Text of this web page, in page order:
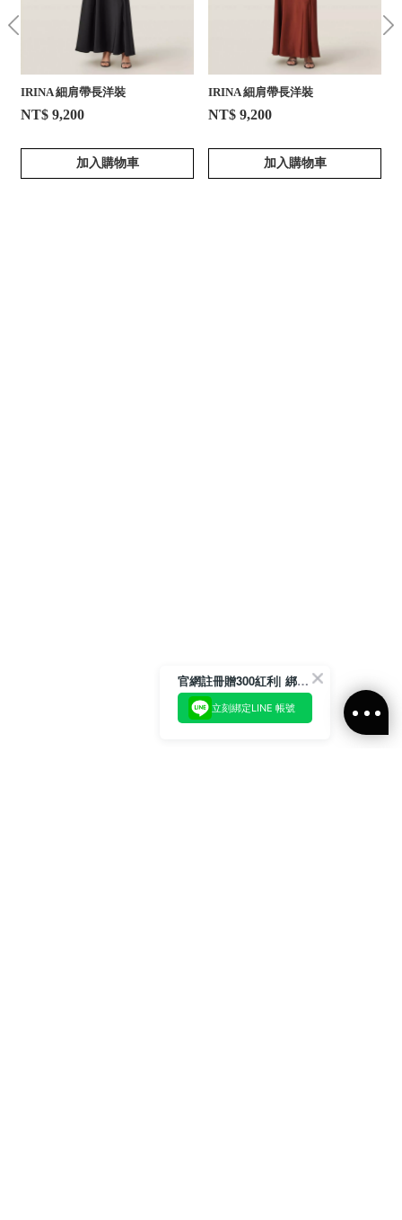
IRINA 細肩帶長洋裝
NT$ 9,200
加入購物車
IRINA 細肩帶長洋裝
NT$ 9,200
加入購物車
官網註冊贈300紅利| 綁定LINE再領取專屬優惠
立刻綁定LINE 帳號